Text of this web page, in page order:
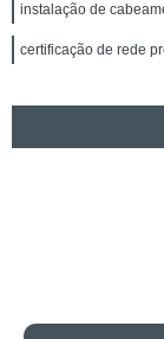
instalação de
certificação de rede